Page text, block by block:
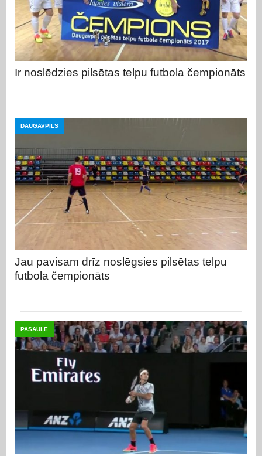
Ir noslēdzies pilsētas telpu futbola čempionāts
DAUGAVPILS
Jau pavisam drīz noslēgsies pilsētas telpu
futbola čempionāts
PASAULĒ